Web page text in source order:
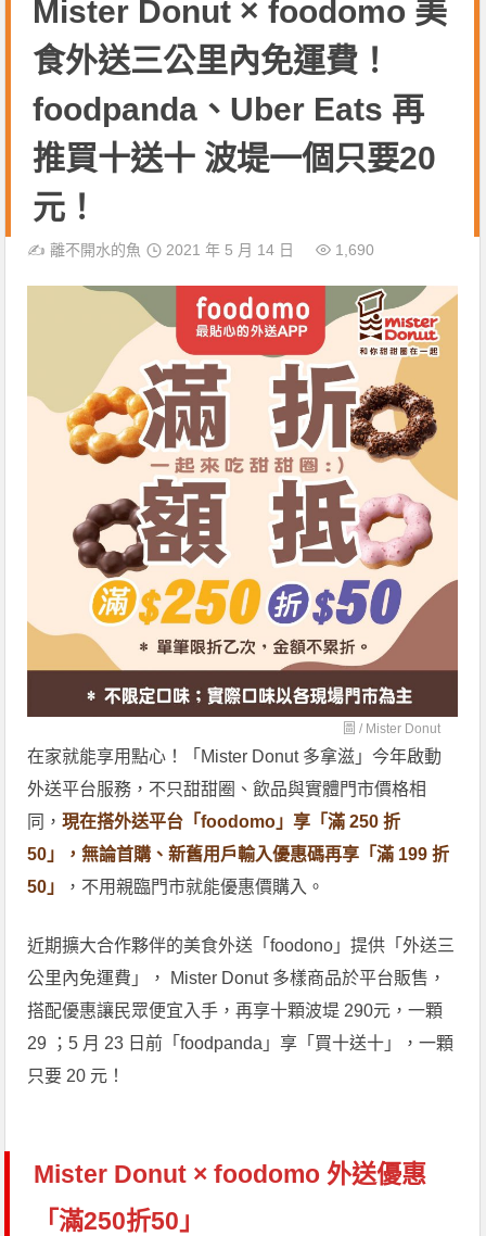
Mister Donut × foodomo 美
食外送三公里內免運費！
foodpanda、Uber Eats 再
推買十送十 波堤一個只要20
元！
✍️離不開水的魚 2021 年 5 月 14 日 1,690
圖 / Mister Donut
在家就能享用點心！「Mister Donut 多拿滋」今年啟動
外送平台服務，不只甜甜圈、飲品與實體門市價格相
同，現在搭外送平台「foodomo」享「滿 250 折
50」，無論首購、新舊用戶輸入優惠碼再享「滿 199 折
50」
，不用親臨門市就能優惠價購入。
近期擴大合作夥伴的美食外送「foodono」提供「外送三
公里內免運費」， Mister Donut 多樣商品於平台販售，
搭配優惠讓民眾便宜入手，再享十顆波堤 290元，一顆
29 ；5 月 23 日前「foodpanda」享「買十送十」，一顆
只要 20 元！
Mister Donut × foodomo 外送優惠
「滿250折50」